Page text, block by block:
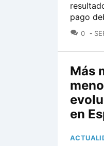
pago
0
Más
en